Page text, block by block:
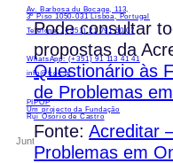
Pode consultar
propostas da
Questionário às
de Problemas
Fonte:Acreditar
Problemas em
Av. Barbosa du Bocage, 113,
3º Piso 1050-031 Lisboa, Portugal
Telefone: (+351) 21 791 50 07
WhatsApp: (+351) 91 113 41 41
info@froc.pt
PIPOP
Um projecto da Fundação
Rui Osório de Castro